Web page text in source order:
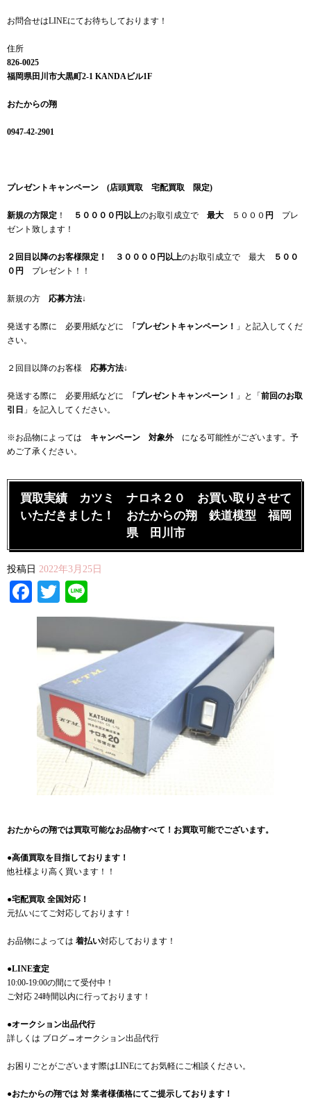
お問合せはLINEにてお待ちしております！
住所
826-0025
福岡県田川市大黒町2-1 KANDAビル1F
おたからの翔
0947-42-2901
プレゼントキャンペーン (店頭買取 宅配買取 限定)
新規の方限定 ！ ５００００円以上のお取引成立で 最大 ５０００ 円 プレ
ゼント致します！
２回目以降のお客様限定！ ３００００円以上のお取引成立で 最大
５００
０円
プレゼント！！
新規の方 応募方法↓
発送する際に 必要用紙などに ｢ プレゼントキャンペーン！
」と記入してくだ
さい。
２回目以降のお客様 応募方法↓
発送する際に 必要用紙などに ｢ プレゼントキャンペーン！ 」と「 前回のお取
引日 」を記入してください。
※お品物によっては キャンペーン 対象外 になる可能性がございます。予
めご了承ください。
買取実績 カツミ ナロネ２０ お買い取りさせて
いただきました！ おたからの翔 鉄道模型 福岡
県 田川市
投稿日 2022年3月25日
Facebook
Twitter
おたからの翔では買取可能なお品物すべて！お買取可能でございます。
●高価買取を目指しております！
他社様より高く買います！！
●宅配買取 全国対応！
元払いにてご対応しております！
お品物によっては 着払い対応しております！
●LINE査定
10:00-19:00の間にて受付中！
ご対応 24時間以内に行っております！
●オークション出品代行
詳しくは ブログ→オークション出品代行
お困りごとがございます際はLINEにてお気軽にご相談ください。
●おたからの翔では 対 業者様価格にてご提示しております！